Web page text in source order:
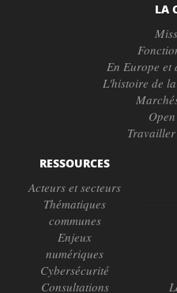
LA
En Europe et
L'histoire de
RESSOURCES
Acteurs et secteurs
Thématiques
communes
Enjeux
numériques
Cybersécurité
Consultations